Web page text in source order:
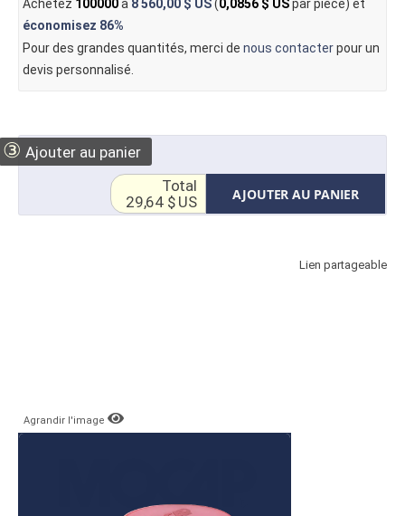
Achetez 100000à 8 560,00 $ US(0,0856 $ USpar pièce) et
économisez 86%
Pour des grandes quantités, merci de nous contacterpour un
devis personnalisé.
③ Ajouter au panier
AJOUTER AU PANIER
Total
29,64 $ US
Lien partageable
Agrandir l'image